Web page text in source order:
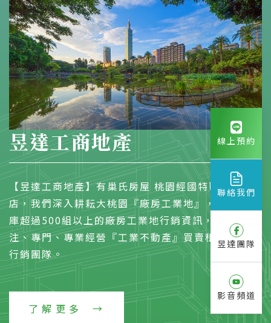
昱達工商地產
【昱達工商地產】有巢氏房屋 桃園經國特區加盟
店，我們深入耕耘大桃園『廠房工業地』，物件資料
庫超過500組以上的廠房工業地行銷資訊，是一個專
注、專門、專業經營『工業不動產』買賣租賃的開發
行銷團隊。
了解更多
線上預約
聯絡我們
昱達團隊
影音頻道